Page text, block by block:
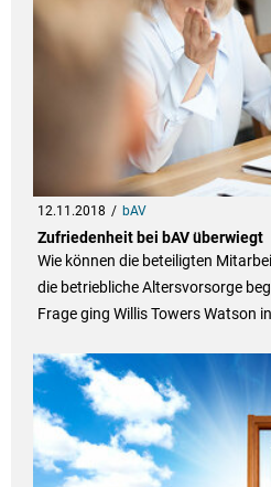
12.11.2018 bAV
Zufriedenheit bei bAV überwiegt
Wie können die beteiligten
die betriebliche Altersvorsorge
Frage ging Willis Towers Watson